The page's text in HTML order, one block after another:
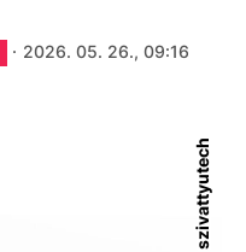
· 2026. 05. 26., 09:16
szivattyutech